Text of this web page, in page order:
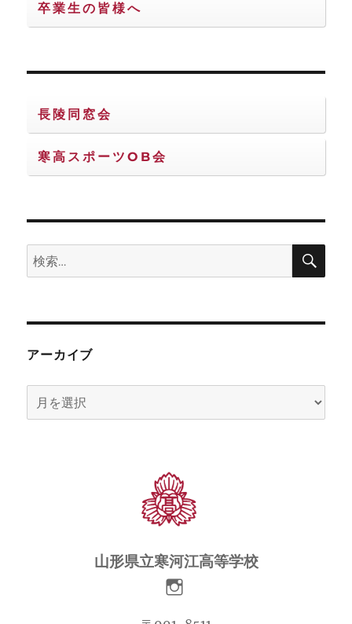
卒業生の皆様へ
長陵同窓会
寒高スポーツOB会
検
索:
検
アーカイブ
ー
山形県立寒河江高等学校